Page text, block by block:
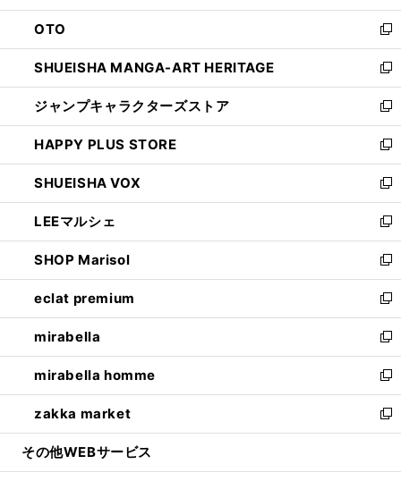
ウ
で
開
く
ン
ド
ウ
で
開
く
OTO
新
し
い
ウ
ィ
ン
ド
ウ
で
開
く
SHUEISHA MANGA-ART HERITAGE
新
し
い
ウ
ィ
ン
ド
ウ
で
開
く
ジャンプキャラクターズストア
新
し
い
ウ
ィ
ン
ド
ウ
で
開
く
HAPPY PLUS STORE
新
し
い
ウ
ィ
ン
ド
ウ
で
開
く
SHUEISHA VOX
新
し
い
ウ
ィ
ン
ド
ウ
で
開
く
LEEマルシェ
新
し
い
ウ
ィ
ン
ド
ウ
で
開
く
SHOP Marisol
新
し
い
ウ
ィ
ン
ド
ウ
で
開
eclat premium
新
し
い
ウ
ィ
ン
ド
ウ
開
mirabella
新
し
い
ウ
ィ
ン
ウ
mirabella homme
新
し
い
ウ
ン
zakka market
新
し
ウ
その他WEBサービス